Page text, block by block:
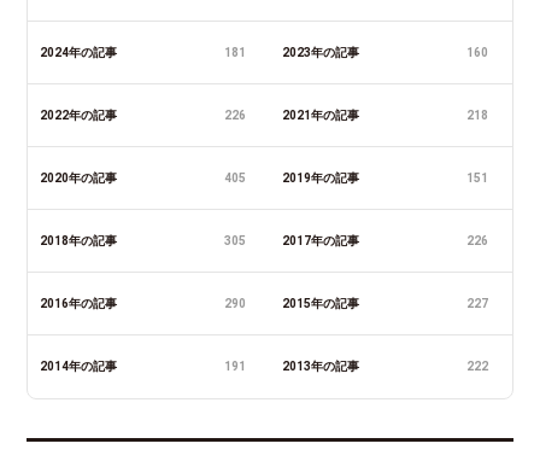
2024年の記事 181 2023年の記事 160
2022年の記事 226 2021年の記事 218
2020年の記事 405 2019年の記事 151
2018年の記事 305 2017年の記事 226
2016年の記事 290 2015年の記事 227
2014年の記事 191 2013年の記事 222